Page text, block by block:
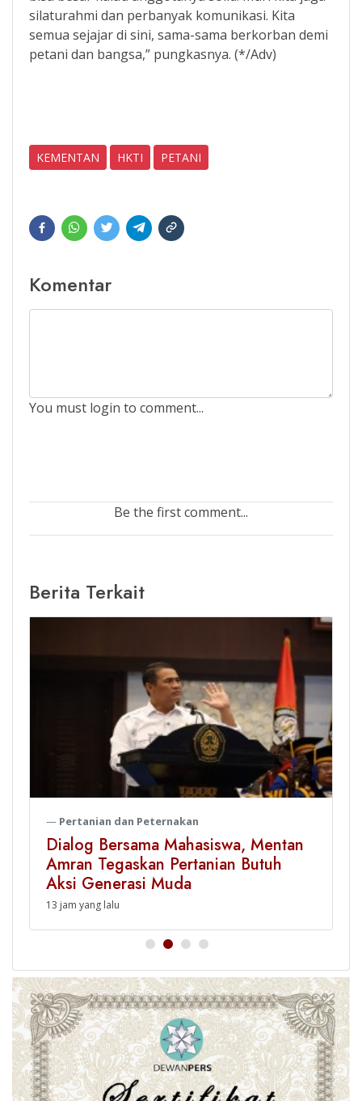
silaturahmi dan perbanyak komunikasi. Kita
semua sejajar di sini, sama-sama berkorban demi
petani dan bangsa,” pungkasnya. (*/Adv)
KEMENTAN HKTI PETANI
Komentar
You must login to comment...
Be the first comment...
Berita Terkait
Pertanian dan Peternakan
Dialog Bersama Mahasiswa, Mentan
Amran Tegaskan Pertanian Butuh
Aksi Generasi Muda
13 jam yang lalu